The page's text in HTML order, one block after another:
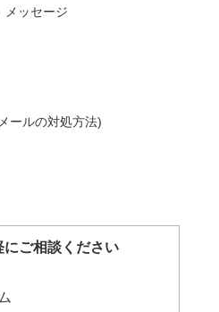
メッセージ
ールの対処方法)
ご相談ください